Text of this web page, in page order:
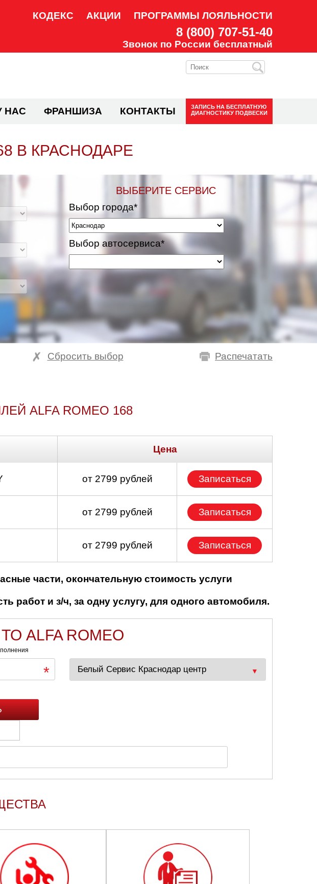
КОДЕКС АКЦИИ ПРОГРАММЫ ЛОЯЛЬНОСТИ
8 (800) 707-51-40
Звонок по России бесплатный
НАС ФРАНШИЗА КОНТАКТЫ ЗАПИСЬ НА БЕСПЛАТНУЮ
ДИАГНОСТИКУ ПОДВЕСКИ
В КРАСНОДАРЕ
ВЫБЕРИТЕ СЕРВИС
Выбор города*
Выбор автосервиса*
Распечатать
Сбросить выбор
ALFA ROMEO 168
Цена
от 2799 рублей Записаться
от 2799 рублей Записаться
от 2799 рублей Записаться
части, окончательную стоимость услуги
работ и з/ч, за одну услугу, для одного автомобиля.
ALFA ROMEO